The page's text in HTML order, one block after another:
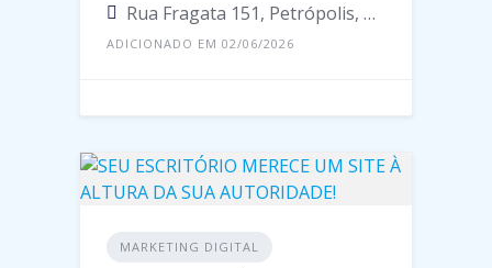
Rua Fragata 151, Petrópolis, Manaus - Amazonas, 69067, Brasil
ADICIONADO EM 02/06/2026
MARKETING DIGITAL